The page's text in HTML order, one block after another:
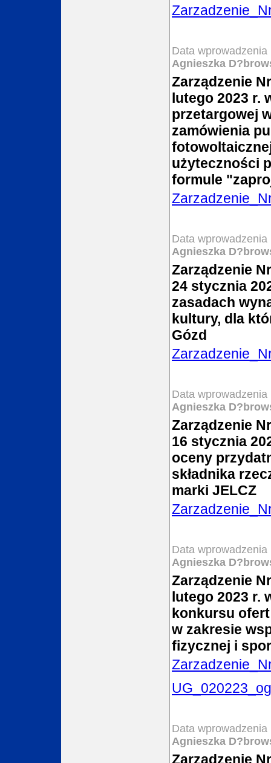
Data
Agnieszka
Zarządzenie
lutego 2023 r.
przetargowej
zamówienia
użyteczności
formule
Data
Agnieszka
Zarządzenie
24 stycznia
zasadach
kultury, dla
Gózd
Data
Agnieszka
Zarządzenie
16 stycznia
oceny
składnika
marki JELCZ
Data
Agnieszka
Zarządzenie
lutego 2023 r.
konkursu
w zakresie
fizycznej i
Data
Agnieszka
Zarządzenie